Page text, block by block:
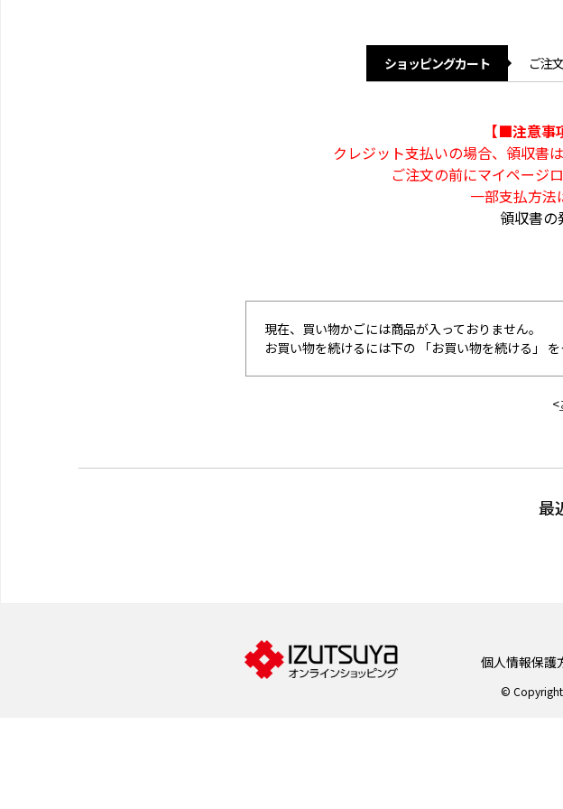
ショッピングカート ご注
【■注意事
クレジット支払いの場合、領収書
ご注文の前にマイページ
一部支払方法
領収書の
現在、買い物かごには商品が入っておりません。
お買い物を続けるには下の 「お買い物を続ける」 を
<
最
個人情報保護
© Copyright